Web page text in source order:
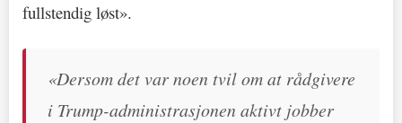
fullstendig løst».
«Dersom det var noen tvil om at rådgivere
i Trump-administrasjonen aktivt jobber